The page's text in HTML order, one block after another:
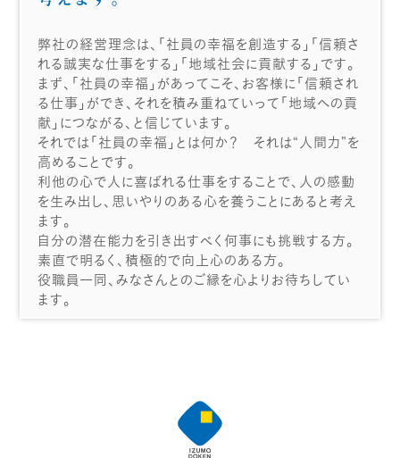
弊社の経営理念は、「社員の幸福を創造する」「信頼さ
れる誠実な仕事をする」「地域社会に貢献する」です。
まず、「社員の幸福」があってこそ、お客様に「信頼され
る仕事」ができ、それを積み重ねていって「地域への貢
献」につながる、と信じています。
それでは「社員の幸福」とは何か？ それは“人間力”を
高めることです。
利他の心で人に喜ばれる仕事をすることで、人の感動
を生み出し、思いやりのある心を養うことにあると考え
ます。
自分の潜在能力を引き出すべく何事にも挑戦する方。
素直で明るく、積極的で向上心のある方。
役職員一同、みなさんとのご縁を心よりお待ちしてい
ます。